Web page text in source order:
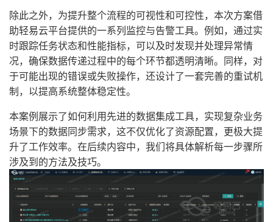
除此之外，为提升整个流程的可视性和可控性，本次方案借
助轻易云平台提供的一系列监控与告警工具。例如，通过实
时跟踪任务状态和性能指标，可以及时发现并处理异常情
况，确保数据传递过程中的每个环节都透明清晰。同样，对
于可能出现的错误或失败操作，还设计了一套完善的重试机
制，以提高系统整体稳定性。
本案例展示了如何利用先进的数据集成工具，实现复杂业务
场景下的数据同步需求，这不仅优化了资源配置，更极大提
升了工作效率。在后续内容中，我们将具体解析每一步骤所
涉及到的方法及技巧。